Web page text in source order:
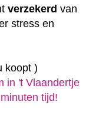
verzekerd van
stress en
koopt )
in 't Vlaandertje
tijd!